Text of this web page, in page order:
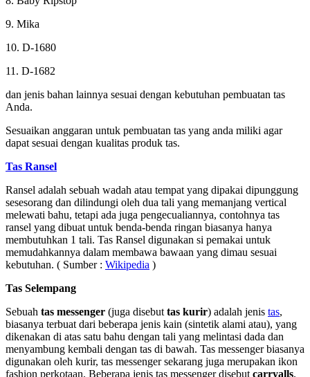
9. Mika
10. D-1680
11. D-1682
dan jenis bahan lainnya sesuai dengan kebutuhan pembuatan tas
Anda.
Sesuaikan anggaran untuk pembuatan tas yang anda miliki agar
dapat sesuai dengan kualitas produk tas.
Tas Ransel
Ransel adalah sebuah wadah atau tempat yang dipakai dipunggung
sesesorang dan dilindungi oleh dua tali yang memanjang vertical
melewati bahu, tetapi ada juga pengecualiannya, contohnya tas
ransel yang dibuat untuk benda-benda ringan biasanya hanya
membutuhkan 1 tali. Tas Ransel digunakan si pemakai untuk
memudahkannya dalam membawa bawaan yang dimau sesuai
kebutuhan. ( Sumber : Wikipedia )
Tas Selempang
Sebuah tas messenger (juga disebut tas kurir) adalah jenis tas,
biasanya terbuat dari beberapa jenis kain (sintetik alami atau), yang
dikenakan di atas satu bahu dengan tali yang melintasi dada dan
menyambung kembali dengan tas di bawah. Tas messenger biasanya
digunakan oleh kurir, tas messenger sekarang juga merupakan ikon
fashion perkotaan. Beberapa jenis tas messenger disebut carryalls.